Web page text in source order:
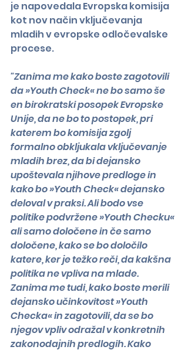
je napovedala Evropska komisija
kot nov način vključevanja
mladih v evropske odločevalske
procese.
"Zanima me kako boste zagotovili
da »Youth Check« ne bo samo še
en birokratski posopek Evropske
Unije, da ne bo to postopek, pri
katerem bo komisija zgolj
formalno obkljukala vključevanje
mladih brez, da bi dejansko
upoštevala njihove predloge in
kako bo »Youth Check« dejansko
deloval v praksi. Ali bodo vse
politike podvržene »Youth Checku«
ali samo določene in če samo
določene, kako se bo določilo
katere, ker je težko reči, da kakšna
politika ne vpliva na mlade.
Zanima me tudi, kako boste merili
dejansko učinkovitost »Youth
Checka« in zagotovili, da se bo
njegov vpliv odražal v konkretnih
zakonodajnih predlogih. Kako